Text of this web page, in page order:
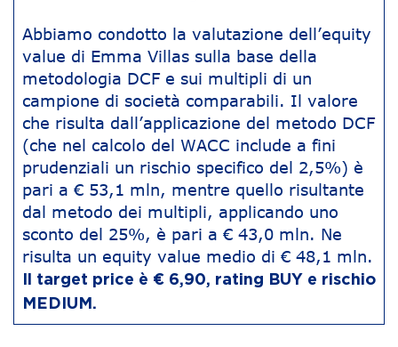
Abbiamo condotto la valutazione dell’equity
value di Emma Villas sulla base della
metodologia DCF e sui multipli di un
campione di società comparabili. Il valore
che risulta dall’applicazione del metodo DCF
(che nel calcolo del WACC include a fini
prudenziali un rischio specifico del 2,5%) è
pari a € 53,1 mln, mentre quello risultante
dal metodo dei multipli, applicando uno
sconto del 25%, è pari a € 43,0 mln. Ne
risulta un equity value medio di € 48,1 mln.
Il target price è € 6,90, rating BUY e rischio
MEDIUM.